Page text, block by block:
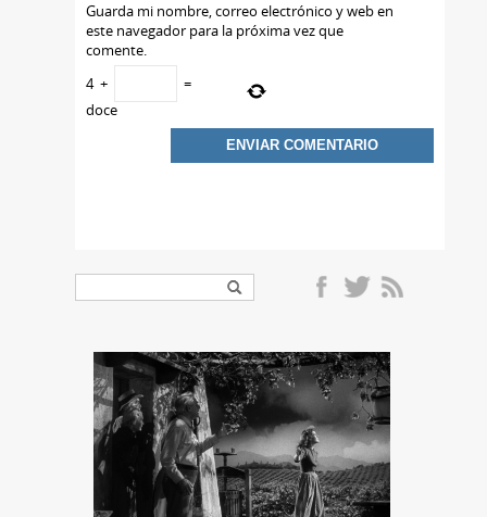
Guarda mi nombre, correo electrónico y web en
este navegador para la próxima vez que
comente.
4 +
=
doce